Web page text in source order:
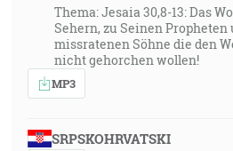
Thema: Jesaia 30,8-13: Das
Sehern, zu Seinen
missratenen Söhne die den
nicht gehorchen wollen!
MP3
SRPSKOHRVATSKI